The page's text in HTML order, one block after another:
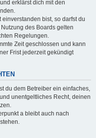
erklärst dich mit den
bist, so darfst du
des Boards gelten
Regelungen.
Zeit geschlossen und kann
Frist jederzeit gekündigt
du dem Betreiber ein einfaches,
unentgeltliches Recht, deinen
a bleibt auch nach